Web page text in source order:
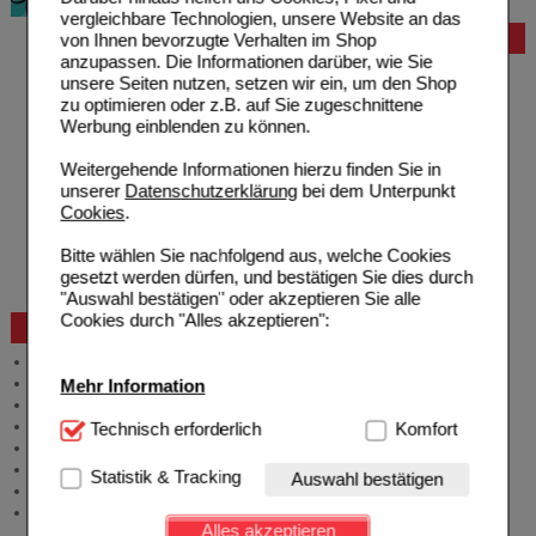
vergleichbare Technologien, unsere Website an das
von Ihnen bevorzugte Verhalten im Shop
anzupassen. Die Informationen darüber, wie Sie
unsere Seiten nutzen, setzen wir ein, um den Shop
zu optimieren oder z.B. auf Sie zugeschnittene
Werbung einblenden zu können.
Weitergehende Informationen hierzu finden Sie in
unserer Datenschutzerklärungbei dem Unterpunkt
Cookies.
Bitte wählen Sie nachfolgend aus, welche Cookies
gesetzt werden dürfen, und bestätigen Sie dies durch
"Auswahl bestätigen" oder akzeptieren Sie alle
Cookies durch "Alles akzeptieren":
Mehr Information
Technisch Notwendig:Hierbei handelt es sich um
Website notwendig sind (z.B. Navigation, Warenkorb,
Kundenkonto), weshalb auf diese nicht verzichtet
werden kann.
Technisch erforderlich Komfort
Statistik & Tracking Auswahl bestätigen
Alles akzeptieren
Bestellung
Hilfe zur Anmeldung
Hilfe zum Bestellvorgang
Zahlungsmöglichkeiten
Rezepte einlösen
Freiumschläge anfordern
Freiumschläge downloaden
Auslandsbestellung
Widerrufsformular
Problembehebung
Bestellschein
Beratung und Service
Produktberatung
Zuzahlungsfreie Arzneien
Newsletter
Neukundenprämie